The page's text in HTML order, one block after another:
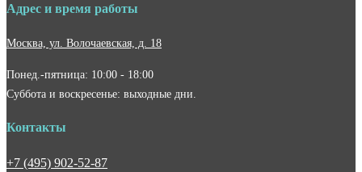
Адрес и время работы
Москва, ул. Волочаевская, д. 18
Понед.-пятница: 10:00 - 18:00
Суббота и воскресенье: выходные дни.
Контакты
+7 (495) 902-52-87